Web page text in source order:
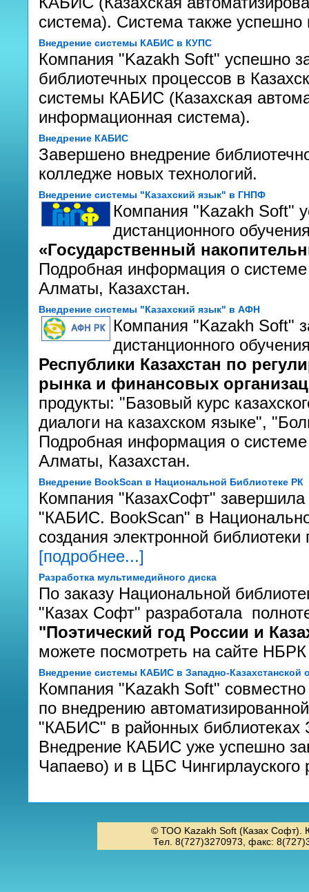
система). Система также
Внедрение системы КАБИС в КУПС
Компания "Kazakh Soft" успешно
библиотечных процессов в
системы КАБИС (Казахская
информационная система).
Внедрение КАБИС
Завершено внедрение
колледже новых технологий.
Внедрение системы "Казахский язык" в ГНПФ
Компания "Kazakh Soft"
дистанционного
«Государственный
Подробная информация о
Алматы, Казахстан.
Внедрение системы "Казахский язык" в АФН
Компания "Kazakh Soft"
дистанционного
Республики Казахстан по
рынка и финансовых
продукты: "Базовый курс
диалоги на казахском языке",
Подробная информация о
Алматы, Казахстан.
Внедрение BookScan в Национальной Библиотеке РК
Компания "КазахСофт"
"КАБИС. BookScan" в
создания электронной
[подробнее...]
Разработка мультимедийного диска
По заказу Национальной
"Казах Софт" разработала
"Поэтический год России и
можете посмотреть на сайте
Внедрение системы КАБИС в Западно-Казахстанской
Компания "Kazakh Soft"
по внедрению
"КАБИС" в районных библиотеках
Внедрение КАБИС уже успешно
Чапаево) и в ЦБС Чингирлауского
© ТОО Kazakh Soft (Казах Софт).
Тел. 8(727)3270973, факс: